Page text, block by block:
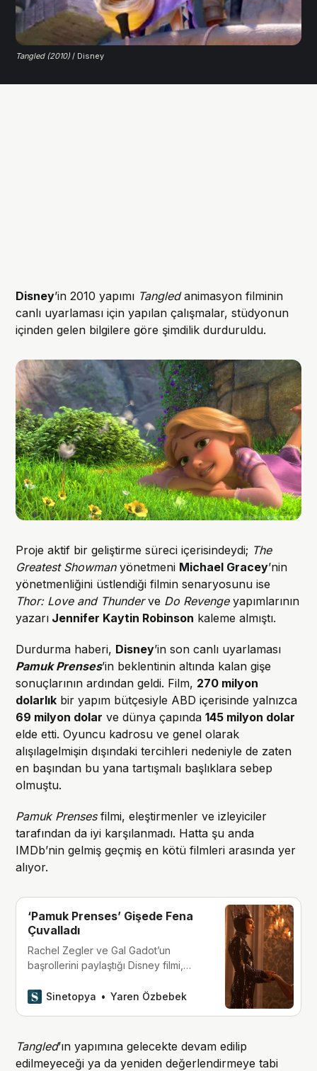
Tangled (2010) / Disney
Disney’in 2010 yapımı Tangledanimasyon filminin
canlı uyarlaması için yapılan çalışmalar, stüdyonun
içinden gelen bilgilere göre şimdilik durduruldu.
Proje aktif bir geliştirme süreci içerisindeydi; The
Greatest Showmanyönetmeni Michael Gracey’nin
yönetmenliğini üstlendiği filmin senaryosunu ise
Thor: Love and Thunderve Do Revengeyapımlarının
yazarı Jennifer Kaytin Robinson kaleme almıştı.
Durdurma haberi, Disney’in son canlı uyarlaması
Pamuk Prenses’in beklentinin altında kalan gişe
sonuçlarının ardından geldi. Film, 270 milyon
dolarlık bir yapım bütçesiyle ABD içerisinde yalnızca
69 milyon dolar ve dünya çapında145 milyon dolar
elde etti. Oyuncu kadrosu ve genel olarak
alışılagelmişin dışındaki tercihleri nedeniyle de zaten
en başından bu yana tartışmalı başlıklara sebep
olmuştu.
Pamuk Prensesfilmi, eleştirmenler ve izleyiciler
tarafından da iyi karşılanmadı. Hatta şu anda
IMDb’nin gelmiş geçmiş en kötü filmleri arasında yer
alıyor.
‘Pamuk Prenses’ Gişede Fena
Çuvalladı
Rachel Zegler ve Gal Gadot’un
başrollerini paylaştığı Disney filmi,
kötü filmlerinden biri olmaya aday
Sinetopya Yaren Özbebek
Tangled’ın yapımına gelecekte devam edilip
edilmeyeceği ya da yeniden değerlendirmeye tabi